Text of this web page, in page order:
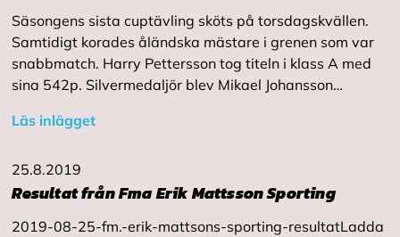
Säsongens sista cuptävling sköts på torsdagskvällen.
Samtidigt korades åländska mästare i grenen som var
snabbmatch. Harry Pettersson tog titeln i klass A med
sina 542p. Silvermedaljör blev Mikael Johansson…
Läs inlägget
25.8.2019
Resultat från Fma Erik Mattsson Sporting
2019-08-25-fm.-erik-mattsons-sporting-resultatLadda